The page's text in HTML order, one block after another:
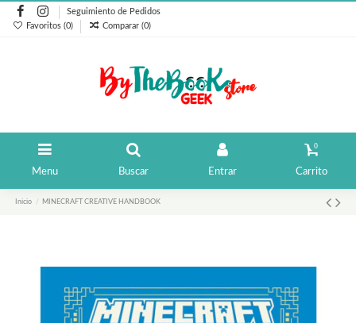
Seguimiento de Pedidos
Favoritos (0) Comparar (0)
Menu Buscar Entrar
0
Carrito
Inicio MINECRAFT CREATIVE HANDBOOK